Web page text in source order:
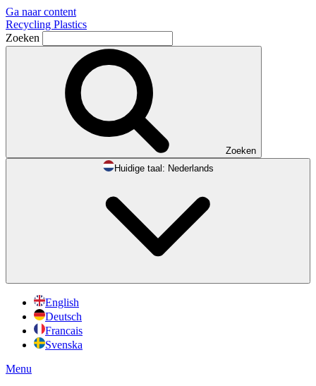
Ga naar content
Recycling Plastics
Zoeken
Zoeken
Huidige taal:
English
Deutsch
Francais
Svenska
Menu